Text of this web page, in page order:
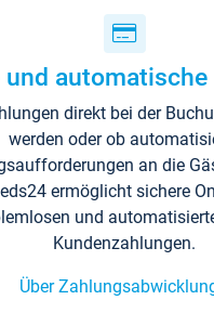
und
direkt bei der
werden oder ob
an die
ermöglicht sichere
und
Kundenzahlungen.
Über